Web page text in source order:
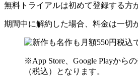
無料トライアルは初めて登録する方
期間中に解約した場合、料金は一切
※App Store、Google Playから
（税込）となります。